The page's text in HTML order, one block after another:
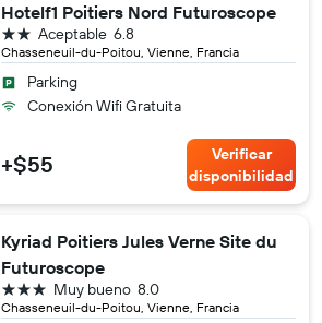
Hotelf1 Poitiers Nord Futuroscope
Chasseneuil-du-Poitou, Vienne, Francia
6.8
Aceptable
2 estrellas
Parking
Conexión Wifi Gratuita
+$55
Verificar
disponibilidad
Kyriad Poitiers Jules Verne Site du
Futuroscope
Chasseneuil-du-Poitou, Vienne, Francia
8.0
Muy bueno
3 estrellas